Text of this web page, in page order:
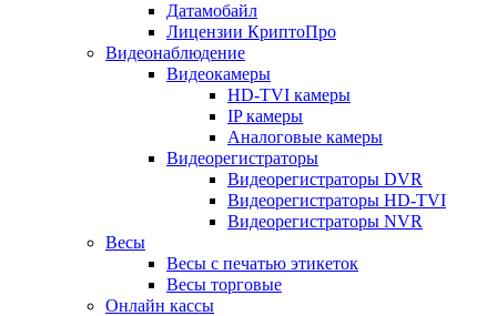
Датамобайл
Лицензии КриптоПро
Видеонаблюдение
Видеокамеры
HD-TVI камеры
IP камеры
Аналоговые камеры
Видеорегистраторы
Видеорегистраторы DVR
Видеорегистраторы HD-TVI
Видеорегистраторы NVR
Весы
Весы с печатью этикеток
Весы торговые
Онлайн кассы